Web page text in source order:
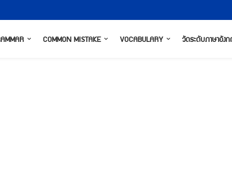
COMMON MISTAKE VOCABULARY วัดระดับภาษาอัง